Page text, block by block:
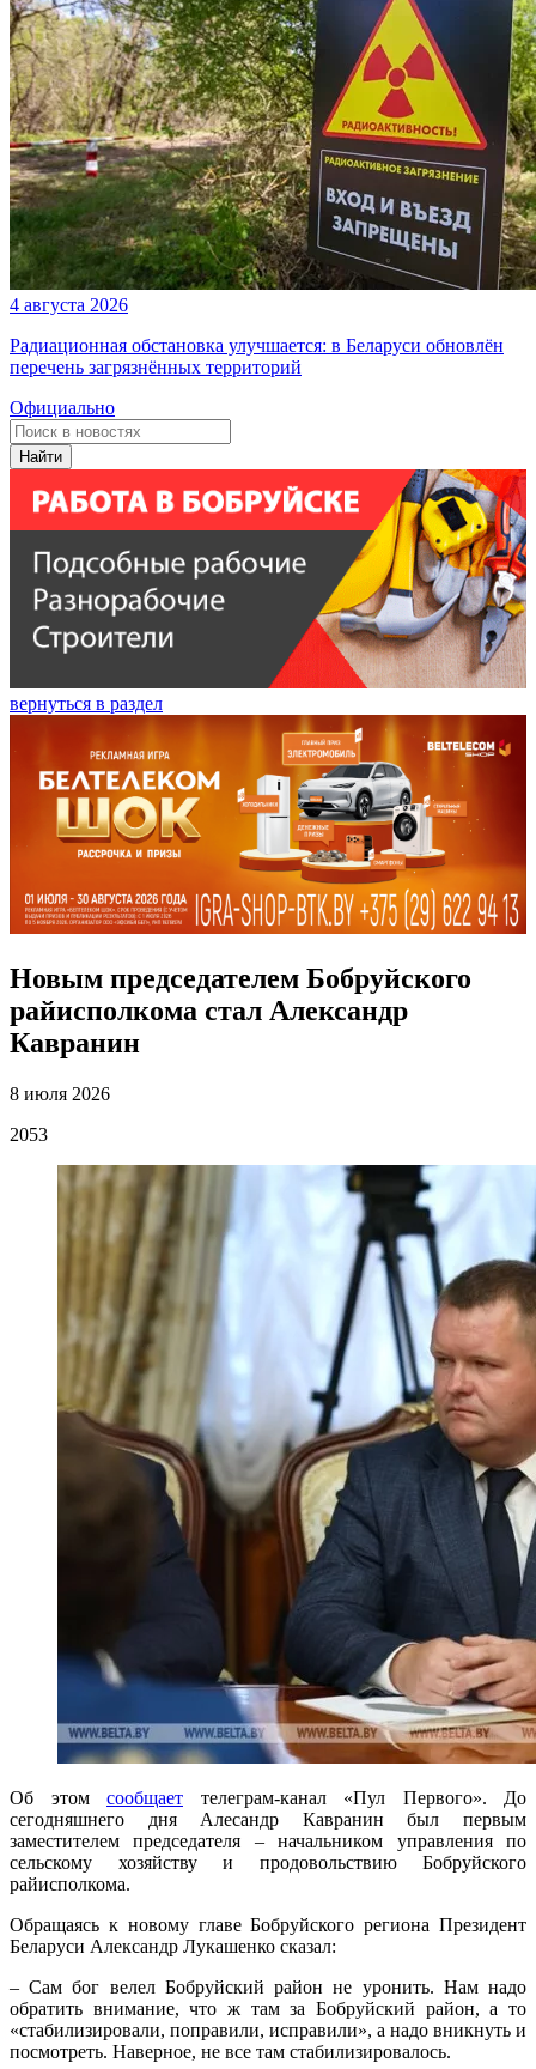
4 августа 2026
Радиационная обстановка улучшается: в Беларуси обновлён
перечень загрязнённых территорий
Официально
Найти
вернуться в раздел
Новым председателем Бобруйского
райисполкома стал Александр
Кавранин
8 июля 2026
2053
Об этом сообщает телеграм-канал «Пул Первого». До
сегодняшнего дня Алесандр Кавранин был первым
заместителем председателя – начальником управления по
сельскому хозяйству и продовольствию Бобруйского
райисполкома.
Обращаясь к новому главе Бобруйского региона Президент
Беларуси Александр Лукашенко сказал:
– Сам бог велел Бобруйский район не уронить. Нам надо
обратить внимание, что ж там за Бобруйский район, а то
«стабилизировали, поправили, исправили», а надо вникнуть и
посмотреть. Наверное, не все там стабилизировалось.